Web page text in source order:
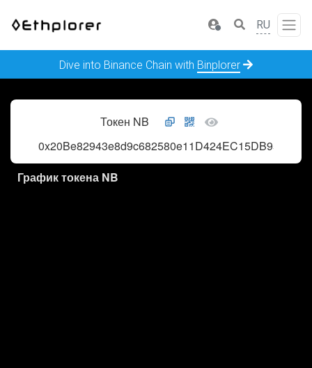
RU
Dive into Binance Chain with Binplorer
Токен NB
0x20Be82943e8d9c682580e11D424EC15DB95B4a24
График токена NB